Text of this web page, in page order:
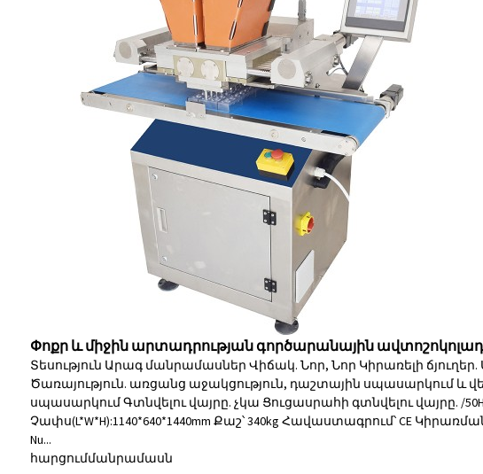
Փոքր և միջին արտադրության գործարանային
Տեսություն Արագ մանրամասներ Վիճակ. Նոր, Նոր Կիրառելի
Ծառայություն. առցանց աջակցություն, դաշտային սպասարկում և
սպասարկում Գտնվելու վայրը. չկա Ցուցասրահի գտնվելու վայրը. /
Չափս(L*W*H):1140*640*1440mm Քաշ՝ 340kg Հավաստագրում՝ CE
Nu...
հարցումմանրամասն